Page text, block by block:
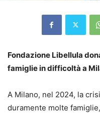
Fondazione Libellula
famiglie in difficoltà a
A Milano, nel 2024, la
duramente molte